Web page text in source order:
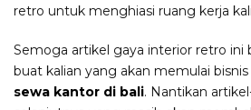
retro untuk menghiasi ruang kerja
Semoga artikel gaya interior retro ini
buat kalian yang akan memulai
sewa kantor di bali. Nantikan